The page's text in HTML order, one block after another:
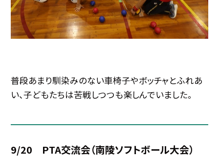
普段あまり馴染みのない車椅子やボッチャとふれあ
い、子どもたちは苦戦しつつも楽しんでいました。
9/20 PTA交流会（南陵ソフトボール大会）